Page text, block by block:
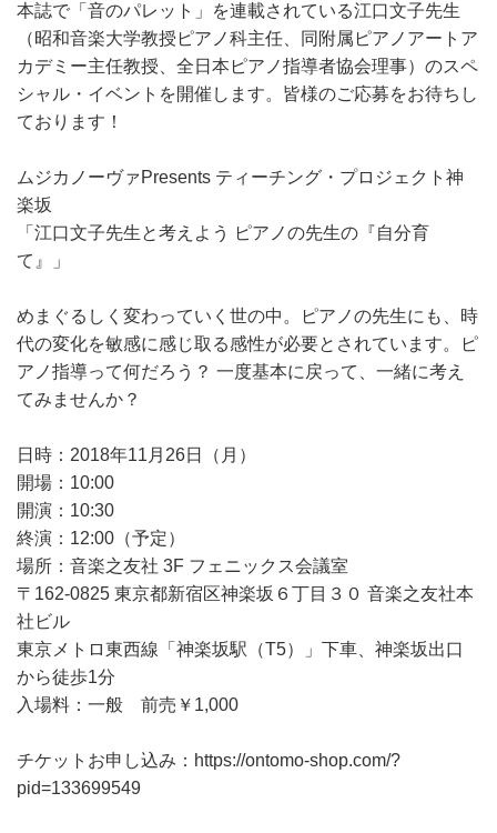
本誌で「音のパレット」を連載されている江口文子先生
（昭和音楽大学教授ピアノ科主任、同附属ピアノアートア
カデミー主任教授、全日本ピアノ指導者協会理事）のスペ
シャル・イベントを開催します。皆様のご応募をお待ちし
ております！
ムジカノーヴァPresents ティーチング・プロジェクト神
楽坂
「江口文子先生と考えよう ピアノの先生の『自分育
て』」
めまぐるしく変わっていく世の中。ピアノの先生にも、時
代の変化を敏感に感じ取る感性が必要とされています。ピ
アノ指導って何だろう？ 一度基本に戻って、一緒に考え
てみませんか？
日時：2018年11月26日（月）
開場：10:00
開演：10:30
終演：12:00（予定）
場所：音楽之友社 3F フェニックス会議室
〒162-0825 東京都新宿区神楽坂６丁目３０ 音楽之友社本
社ビル
東京メトロ東西線「神楽坂駅（T5）」下車、神楽坂出口
から徒歩1分
入場料：一般 前売￥1,000
チケットお申し込み：https://ontomo-shop.com/?
pid=133699549